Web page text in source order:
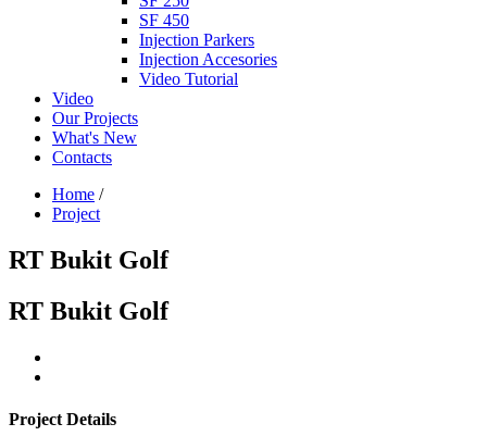
SF 450
Injection Parkers
Injection Accesories
Video Tutorial
Video
Our Projects
What's New
Contacts
Home /
Project
RT Bukit Golf
RT Bukit Golf
Project Details